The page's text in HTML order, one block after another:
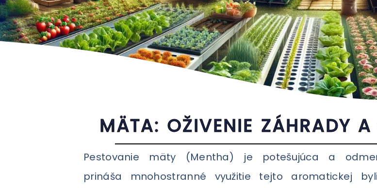
MÄTA: OŽIVENIE ZÁHRADY
Pestovanie mäty (Mentha) je potešujúca a
prináša mnohostranné využitie tejto aromatickej